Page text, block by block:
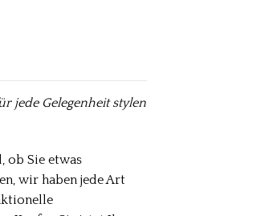
jede Gelegenheit stylen
ob Sie etwas
wir haben jede Art